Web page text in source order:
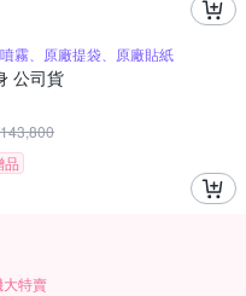
霧、原廠提袋、原廠貼紙
公司貨
143,800
品
特賣